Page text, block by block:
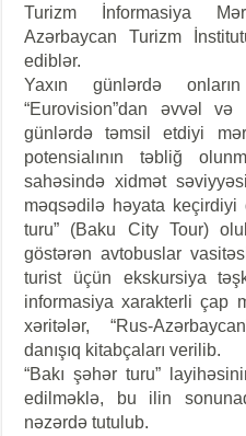
Turizm İnformasiya
Azərbaycan Turizm
ediblər.
Yaxın günlərdə
“Eurovision”dan əvvəl
günlərdə təmsil etdiyi
potensialının təbliğ
sahəsində xidmət
məqsədilə həyata keçirdiyi
turu” (Baku City Tour)
göstərən avtobuslar
turist üçün ekskursiya
informasiya xarakterli çap
xəritələr, “Rus-
danışıq kitabçaları verilib.
“Bakı şəhər turu”
edilməklə, bu ilin
nəzərdə tutulub.